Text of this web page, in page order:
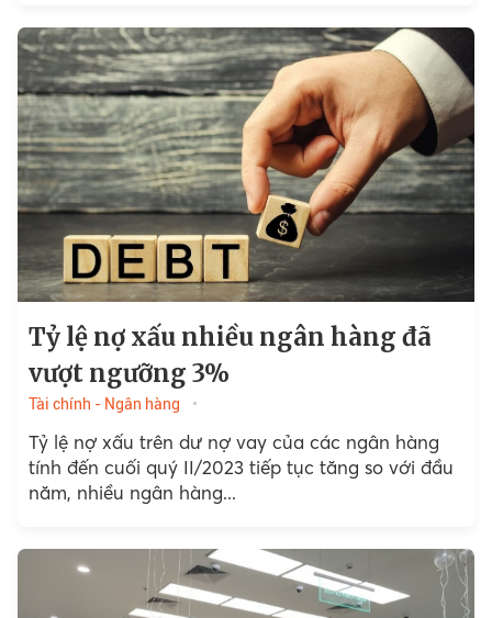
Tỷ lệ nợ xấu nhiều ngân hàng đã
vượt ngưỡng 3%
Tài chính - Ngân hàng
Tỷ lệ nợ xấu trên dư nợ vay của các ngân hàng
tính đến cuối quý II/2023 tiếp tục tăng so với đầu
năm, nhiều ngân hàng...